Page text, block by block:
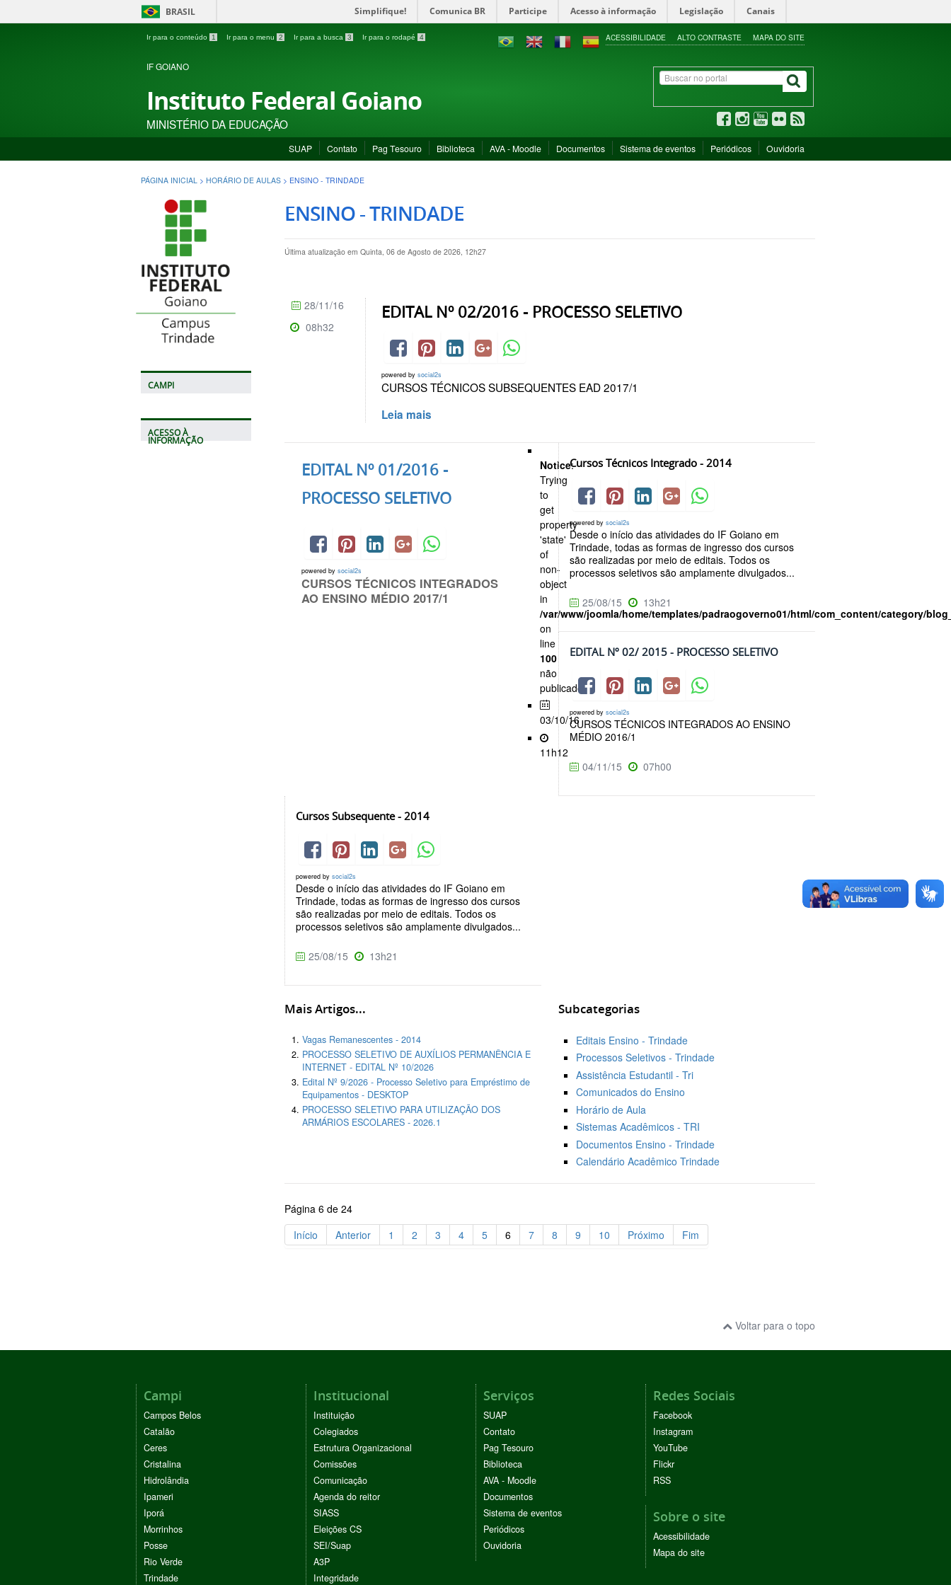
BRASIL Simplifique! Comunica BR Participe Acesso à informação Legislação Canais
Ir para o conteúdo 1 Ir para o menu 2 Ir para a busca 3 Ir para o rodapé 4 ACESSIBILIDADE ALTO CONTRASTE MAPA DO SITE
IF GOIANO
Instituto Federal Goiano
MINISTÉRIO DA EDUCAÇÃO
SUAP Contato Pag Tesouro Biblioteca AVA - Moodle Documentos Sistema de eventos Periódicos Ouvidoria
PÁGINA INICIAL > HORÁRIO DE AULAS > ENSINO - TRINDADE
CAMPI
ACESSO À
INFORMAÇÃO
ENSINO - TRINDADE
Última atualização em Quinta, 06 de Agosto de 2026, 12h27
EDITAL Nº 02/2016 - PROCESSO SELETIVO
powered bysocial2s
CURSOS TÉCNICOS SUBSEQUENTES EAD 2017/1
Leia mais
28/11/16
08h32
EDITAL Nº 01/2016 -
PROCESSO SELETIVO
powered bysocial2s
CURSOS TÉCNICOS INTEGRADOS
AO ENSINO MÉDIO 2017/1
Notice:
Trying
to
get
property
'state'
of
non-
object
in
/var/www/joomla/home/templates/padraogoverno01/html/com_content/category/
on
line
100
não
publicado
03/10/16
11h12
Cursos Técnicos Integrado - 2014
powered bysocial2s
Desde o início das atividades do IF Goiano em
Trindade, todas as formas de ingresso dos cursos
são realizadas por meio de editais. Todos os
processos seletivos são amplamente divulgados...
25/08/15 13h21
EDITAL Nº 02/ 2015 - PROCESSO SELETIVO
powered bysocial2s
CURSOS TÉCNICOS INTEGRADOS AO ENSINO
MÉDIO 2016/1
04/11/15 07h00
Cursos Subsequente - 2014
powered by social2s
Desde o início das atividades do IF Goiano em
Trindade, todas as formas de ingresso dos cursos
são realizadas por meio de editais. Todos os
processos seletivos são amplamente divulgados...
25/08/15 13h21
Mais Artigos...
Vagas Remanescentes - 2014
PROCESSO SELETIVO DE AUXÍLIOS PERMANÊNCIA E
INTERNET - EDITAL Nº 10/2026
Edital Nº 9/2026 - Processo Seletivo para Empréstimo de
Equipamentos - DESKTOP
PROCESSO SELETIVO PARA UTILIZAÇÃO DOS
ARMÁRIOS ESCOLARES - 2026.1
Subcategorias
Editais Ensino - Trindade
Processos Seletivos - Trindade
Assistência Estudantil - Tri
Comunicados do Ensino
Horário de Aula
Sistemas Acadêmicos - TRI
Documentos Ensino - Trindade
Calendário Acadêmico Trindade
Página 6 de 24
Início
Anterior 1 2 3 4 5 6 7 8 9 10 Próximo Fim
Voltar para o topo
Campi
Campos Belos
Catalão
Ceres
Cristalina
Hidrolândia
Ipameri
Iporá
Morrinhos
Posse
Rio Verde
Trindade
Institucional
Instituição
Colegiados
Estrutura Organizacional
Comissões
Comunicação
Agenda do reitor
SIASS
Eleições CS
SEI/Suap
A3P
Integridade
Serviços
SUAP
Contato
Pag Tesouro
Biblioteca
AVA - Moodle
Documentos
Sistema de eventos
Periódicos
Ouvidoria
Redes Sociais
Facebook
Instagram
YouTube
Flickr
RSS
Sobre o site
Acessibilidade
Mapa do site